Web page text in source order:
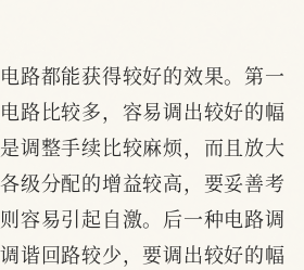
路都能获得较好的效果。第一
路比较多，容易调出较好的幅
调整手续比较麻烦，而且放大
级分配的增益较高，要妥善考
容易引起自激。后一种电路调
谐回路较少，要调出较好的幅